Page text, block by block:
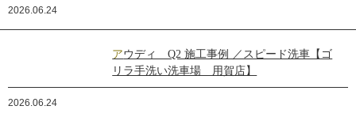
2026.06.24
アウディ Q2 施工事例 ／スピード洗車【ゴ
リラ手洗い洗車場 用賀店】
2026.06.24